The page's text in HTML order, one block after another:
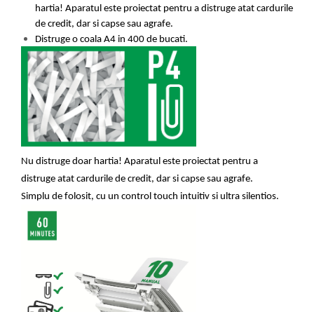
Accesorii mobilier
Ghilotine și Trimmere
Calculatoare de birou
Distrugatoare documente
Cosuri de gunoi pentru birou
Scaune, birouri si produse
ergonomice
Masini de legat, indosariat si
Protocol si HORECA
Apa si bauturi racoritoare
Cafea, ceai, zahar, lapte
Cani si pahare
Bucatarie si servire
hartia! Aparatul este proiectat pentru a distruge atat cardurile
de credit, dar si capse sau agrafe.
Distruge o coala A4 in 400 de bucati.
Nu distruge doar hartia! Aparatul este proiectat pentru a
distruge atat cardurile de credit, dar si capse sau agrafe.
Simplu de folosit, cu un control touch intuitiv si ultra silentios.